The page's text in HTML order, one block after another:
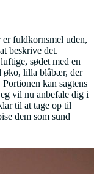
fuldkornsmel uden,
beskrive det.
sødet med en
øko, lilla blåbær, der
kan sagtens
vil nu anbefale dig i
til at tage op til
dem som sund